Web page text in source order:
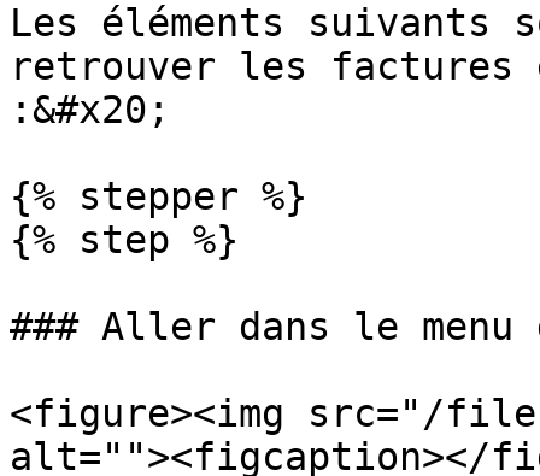
Les éléments
retrouver les factures
:&#x20;
{% stepper %}
{% step %}
### Aller dans le menu
<figure><img src="/
alt=""><figcaption></